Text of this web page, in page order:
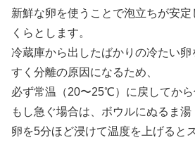
新鮮な卵を使うことで泡立ちが安
くらとします。
冷蔵庫から出したばかりの冷たい
すく分離の原因になるため、
必ず常温（20〜25℃）に戻してから
もし急ぐ場合は、ボウルにぬるま
卵を5分ほど浸けて温度を上げると